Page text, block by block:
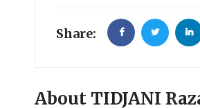
Share:
About TIDJANI